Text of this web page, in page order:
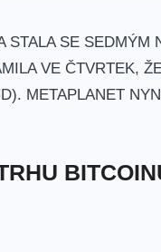
STALA SE SEDMÝM
VE ⁤ČTVRTEK,‍
METAPLANET